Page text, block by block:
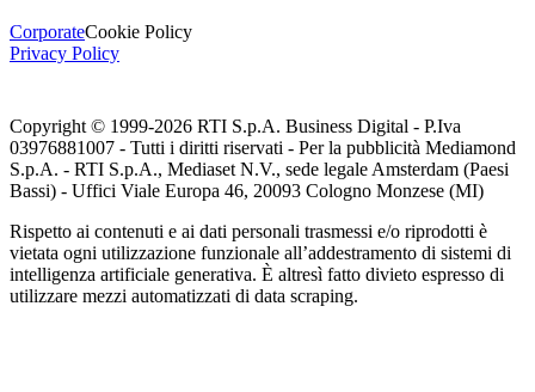
CorporateCookie Policy
Privacy Policy
Copyright © 1999-2026 RTI S.p.A. Business Digital - P.Iva
03976881007 - Tutti i diritti riservati - Per la pubblicità Mediamond
S.p.A. - RTI S.p.A., Mediaset N.V., sede legale Amsterdam (Paesi
Bassi) - Uffici Viale Europa 46, 20093 Cologno Monzese (MI)
Rispetto ai contenuti e ai dati personali trasmessi e/o riprodotti è
vietata ogni utilizzazione funzionale all’addestramento di sistemi di
intelligenza artificiale generativa. È altresì fatto divieto espresso di
utilizzare mezzi automatizzati di data scraping.